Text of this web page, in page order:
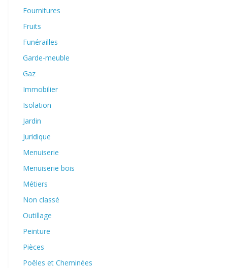
Fournitures
Fruits
Funérailles
Garde-meuble
Gaz
Immobilier
Isolation
Jardin
Juridique
Menuiserie
Menuiserie bois
Métiers
Non classé
Outillage
Peinture
Pièces
Poêles et Cheminées